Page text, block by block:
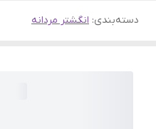
دسته‌بندی: انگشتر مردانه